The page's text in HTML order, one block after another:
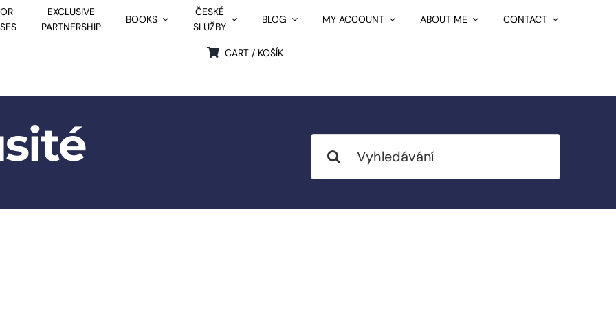
EXCLUSIVE
PARTNERSHIP
BOOKS
ČESKÉ
SLUŽBY
BLOG MY ACCOUNT ABOUT ME CONTACT
CART / KOŠÍK
for: